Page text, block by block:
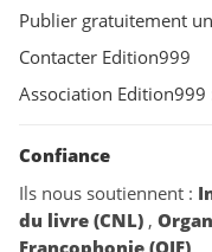
Publier gratuitement
Contacter Edition999
Association Edition999
Confiance
Ils nous soutiennent :
du livre (CNL) ,